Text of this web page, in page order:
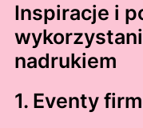
Inspiracje i
nadrukiem
1. Eventy